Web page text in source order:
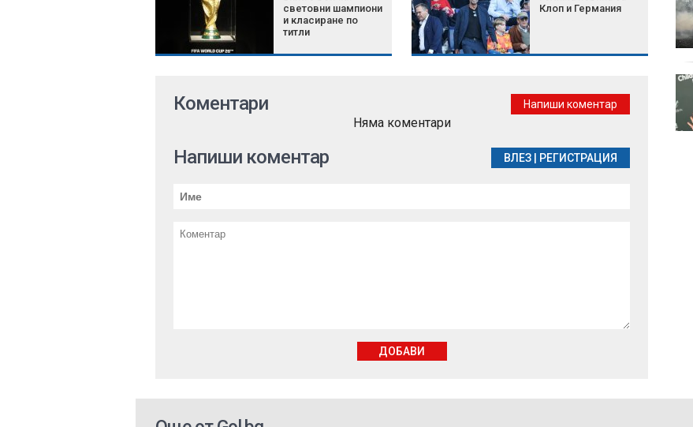
световни шампиони
и класиране по
титли
Клоп и Германия
появява и какво
наистина работи
Коментари Напиши коментар
Няма коментари
Напиши коментар ВЛЕЗ РЕГИСТРАЦИЯ
ДОБАВИ